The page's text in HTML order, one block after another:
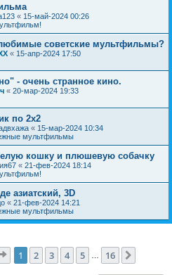
« 15-май-2024 00:26
советские мультфильмы?
« 15-апр-2024 17:50
- очень странное кино.
« 20-мар-2024 19:33
по 2х2
« 15-мар-2024 10:34
мультфильмы
кошку и плюшевую собачку
« 21-фев-2024 18:14
азиатский, 3D
« 21-фев-2024 14:21
мультфильмы
Страница из 16
1 2 3 4 5 16